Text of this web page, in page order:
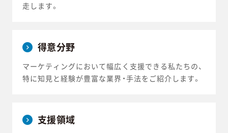
走します。
得意分野
マーケティングにおいて幅広く支援できる私たちの、
特に知見と経験が豊富な業界・手法をご紹介します。
支援領域